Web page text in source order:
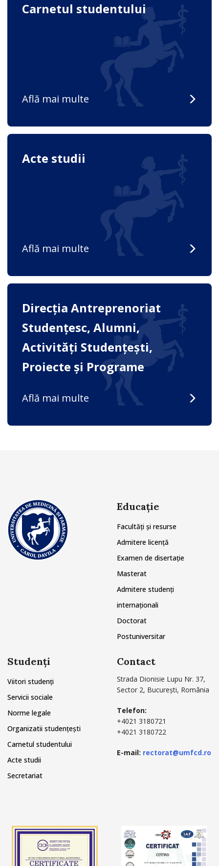
Carnetul studentului
Află mai multe
Acte studii
Află mai multe
Direcția Antreprenoriat
Studențesc, Alumni,
Activități Studențești,
Proiecte și Programe
Află mai multe
Educație
Facultăți și resurse
Admitere licență
Examen de disertație
Masterat
Admitere studenți
internaționali
Doctorat
Postuniversitar
Studenți
Viitori studenți
Servicii sociale
Norme legale
Organizatii studențești
Carnetul studentului
Acte studii
Secretariat
Contact
Strada Dionisie Lupu Nr. 37,
Sector 2, București, România
Telefon:
+4021 3180721
+4021 3180722
E-mail: rectorat@umfcd.ro